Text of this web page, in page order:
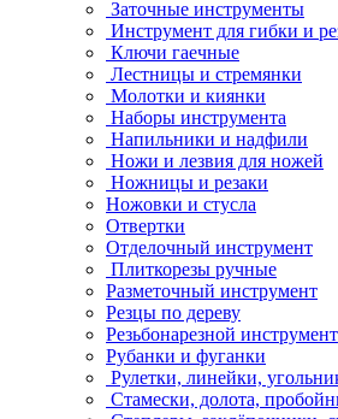
Заточные инструменты
Инструмент для гибки и
Ключи гаечные
Лестницы и стремянки
Молотки и киянки
Наборы инструмента
Напильники и надфили
Ножи и лезвия для ножей
Ножницы и резаки
Ножовки и стусла
Отвертки
Отделочный инструмент
Плиткорезы ручные
Разметочный инструмент
Резцы по дереву
Резьбонарезной инструмент
Рубанки и фуганки
Рулетки, линейки,
Стамески, долота,